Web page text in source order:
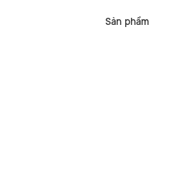
Sản phẩm